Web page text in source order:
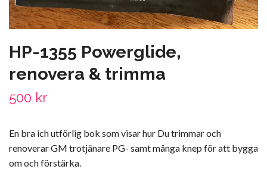
HP-1355 Powerglide,
renovera & trimma
500 kr
En bra ich utförlig bok som visar hur Du trimmar och
renoverar GM trotjänare PG- samt många knep för att bygga
om och förstärka.